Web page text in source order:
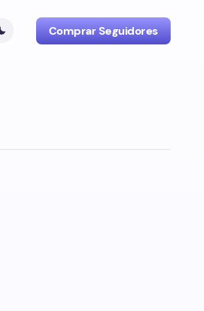
Comprar Seguidores